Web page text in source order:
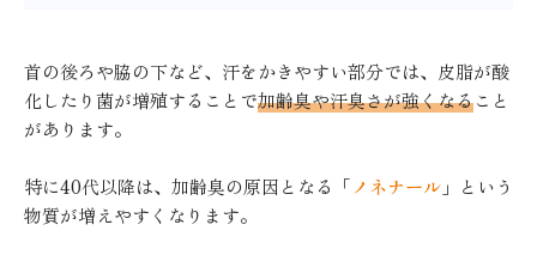
首の後ろや脇の下など、汗をかきやすい部分では、皮脂が酸
化したり菌が増殖することで加齢臭や汗臭さが強くなること
があります。
特に40代以降は、加齢臭の原因となる「ノネナール 」という
物質が増えやすくなります。